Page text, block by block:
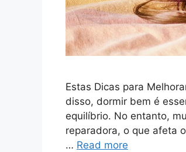
Estas Dicas para
disso, dormir bem é
equilíbrio. No entanto,
reparadora, o que afeta
… Read more